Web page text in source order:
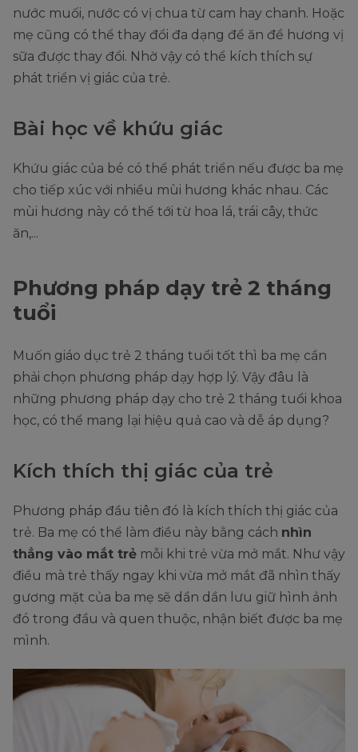
nước muối, nước có vị chua từ cam hay chanh. Hoặc
mẹ cũng có thể thay đổi đa dạng để ăn để hương vị
sữa được thay đổi. Nhờ vậy có thể kích thích sự
phát triển vị giác của trẻ.
Bài học về khứu giác
Khứu giác của bé có thể phát triển nếu được ba mẹ
cho tiếp xúc với nhiều mùi hương khác nhau. Các
mùi hương này có thể tới từ hoa lá, trái cây, thức
ăn,...
Phương pháp dạy trẻ 2 tháng
tuổi
Muốn giáo dục trẻ 2 tháng tuổi tốt thì ba mẹ cần
phải chọn phương pháp dạy hợp lý. Vậy đâu là
những phương pháp dạy cho trẻ 2 tháng tuổi khoa
học, có thể mang lại hiệu quả cao và dễ áp dụng?
Kích thích thị giác của trẻ
Phương pháp đầu tiên đó là kích thích thị giác của
trẻ. Ba mẹ có thể làm điều này bằng cách nhìn
thẳng vào mắt trẻ mỗi khi trẻ vừa mở mắt. Như vậy
điều mà trẻ thấy ngay khi vừa mở mắt đã nhìn thấy
gương mặt của ba mẹ sẽ dần dần lưu giữ hình ảnh
đó trong đầu và quen thuộc, nhận biết được ba mẹ
mình.